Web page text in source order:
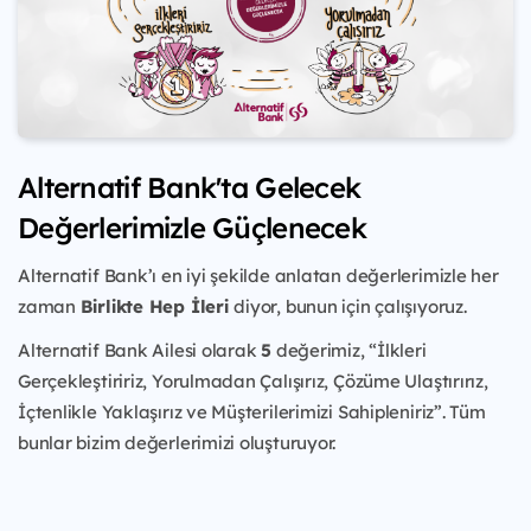
Alternatif Bank'ta Gelecek
Değerlerimizle Güçlenecek
Alternatif Bank’ı en iyi şekilde anlatan değerlerimizle her
zaman Birlikte Hep İleridiyor, bunun için çalışıyoruz.
Alternatif Bank Ailesi olarak5 değerimiz, “İlkleri
Gerçekleştiririz, Yorulmadan Çalışırız, Çözüme Ulaştırırız,
İçtenlikle Yaklaşırız ve Müşterilerimizi Sahipleniriz”. Tüm
bunlar bizim değerlerimizi oluşturuyor.